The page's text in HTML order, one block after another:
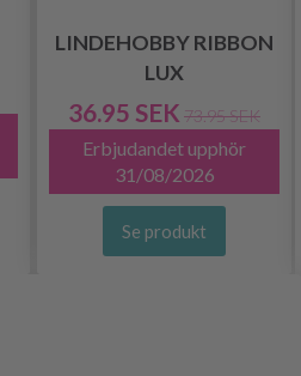
LINDEHOBBY RIBBON
LUX
36.95 SEK 73.95 SEK
Erbjudandet upphör
31/08/2026
Se produkt